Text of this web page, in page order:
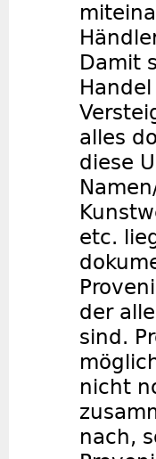
Damit
alles
diese
etc.
der
sind.
nicht
nach,